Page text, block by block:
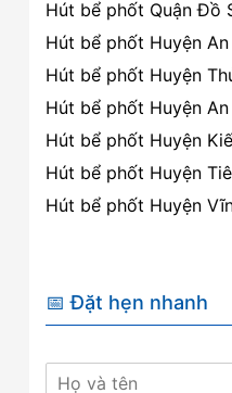
Hút bể phốt Quận Đồ
Hút bể phốt Huyện
Hút bể phốt Huyện
Hút bể phốt Huyện An
Hút bể phốt Huyện
Hút bể phốt Huyện
Hút bể phốt Huyện
📅 Đặt hẹn nhanh